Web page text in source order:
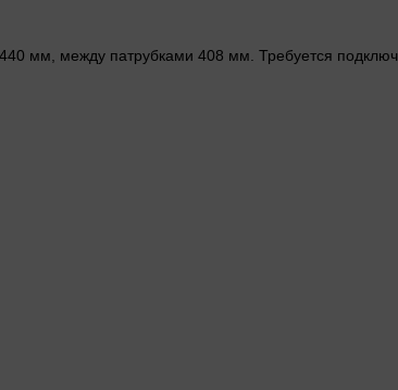
мм, между патрубками 408 мм. Требуется